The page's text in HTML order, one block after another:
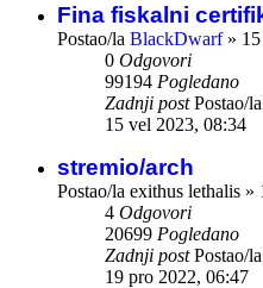
Fina fiskalni
Postao/la BlackDwarf»
0 Odgovori
99194 Pogledano
Zadnji postPostao/la
15 vel 2023, 08:34
stremio/arch
Postao/la exithus lethalis »
4 Odgovori
20699 Pogledano
Zadnji postPostao/la
19 pro 2022, 06:47